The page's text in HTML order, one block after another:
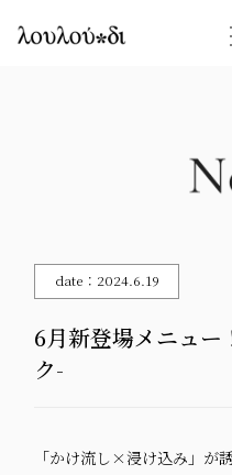
date：2024.6.19
6月新登場メニュー
ク-
「かけ流し×浸け込み」が